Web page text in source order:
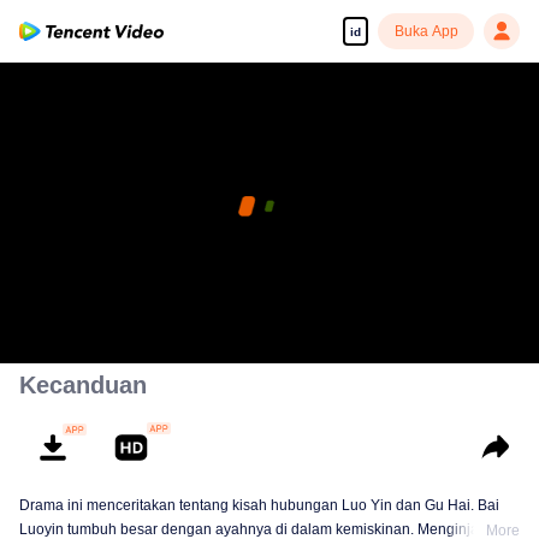
id Buka App
Kecanduan
Drama ini menceritakan tentang kisah hubungan Luo Yin dan Gu Hai. Bai
Luoyin tumbuh besar dengan ayahnya di dalam kemiskinan. Menginjak
More